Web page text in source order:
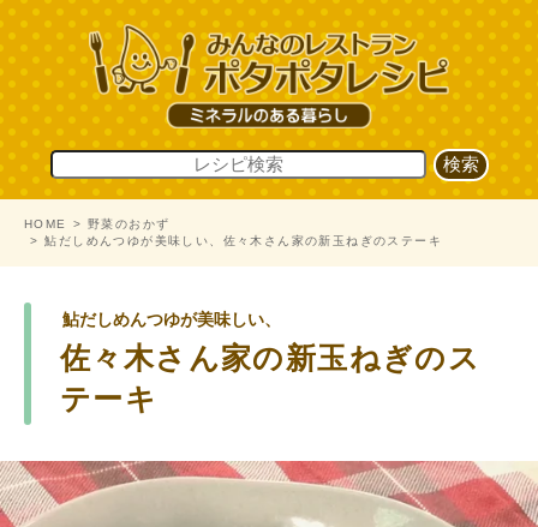
HOME
野菜のおかず
鮎だしめんつゆが美味しい、佐々木さん家の新玉ねぎのステーキ
鮎だしめんつゆが美味しい、
佐々木さん家の新玉ねぎのス
テーキ